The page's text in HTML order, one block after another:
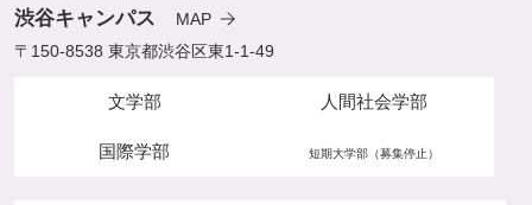
渋谷キャンパス
MAP
〒150-8538 東京都渋谷区東1-1-49
文学部 人間社会学部
国際学部 短期大学部（募集停止）